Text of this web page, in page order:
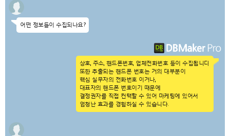
어떤 정보들이 수집되나요?
상호, 주소, 핸드폰번호, 업체전화번호 등이 수집됩니다.
또한 추출되는 핸드폰 번호는 거의 대부분이
핵심 실무자의 전화번호 이거나,
대표자의 핸드폰 번호이기 때문에
결정권자를 직접 컨택할 수 있어 마케팅에 있어서
엄청난 효과를 경험하실 수 있습니다.